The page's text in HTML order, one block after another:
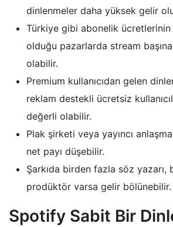
dinlenmeler daha yüksek gelir
Türkiye gibi abonelik
olduğu pazarlarda stream
olabilir.
Premium kullanıcıdan gelen
reklam destekli ücretsiz
değerli olabilir.
Plak şirketi veya yayıncı
net payı düşebilir.
Şarkıda birden fazla söz yazarı,
prodüktör varsa gelir bölünebilir.
Spotify Sabit Bir